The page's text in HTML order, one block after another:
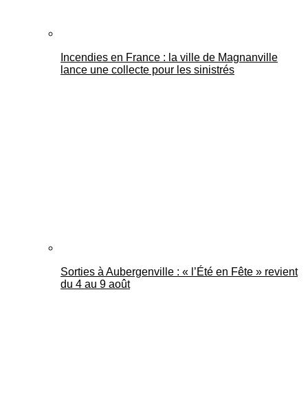
Incendies en France : la ville de Magnanville
lance une collecte pour les sinistrés
Sorties à Aubergenville : « l’Été en Fête » revient
du 4 au 9 août